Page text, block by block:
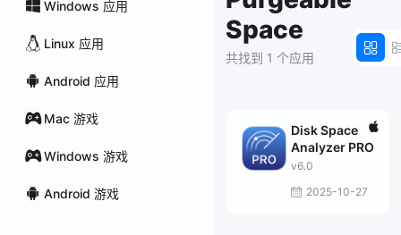
Windows 应用
Linux 应用
Android 应用
Mac 游戏
Windows 游戏
Android 游戏
Space
共找到 1 个应用
Disk Space
Analyzer PRO
v6.0
2025-10-27